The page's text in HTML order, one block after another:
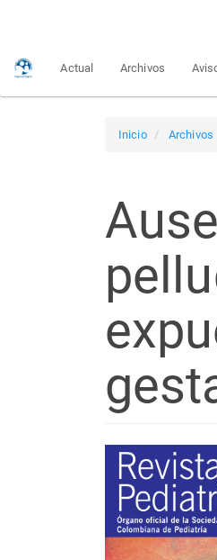
principalActual Archivos
Inicio Archivos
Barra
lateral